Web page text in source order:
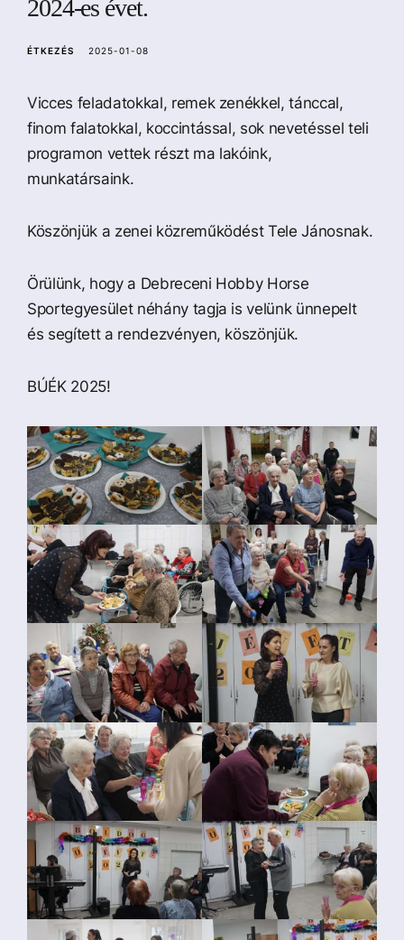
a
2024-es évet.
ÉTKEZÉS 2025-01-08
Vicces feladatokkal, remek zenékkel, tánccal,
finom falatokkal, koccintással, sok nevetéssel teli
programon vettek részt ma lakóink,
munkatársaink.
Köszönjük a zenei közreműködést Tele Jánosnak.
Örülünk, hogy a Debreceni Hobby Horse
Sportegyesület néhány tagja is velünk ünnepelt
és segített a rendezvényen, köszönjük.
BÚÉK 2025!